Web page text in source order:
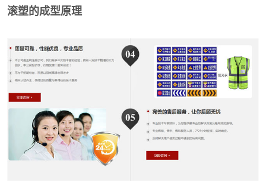
滚塑的成型原理